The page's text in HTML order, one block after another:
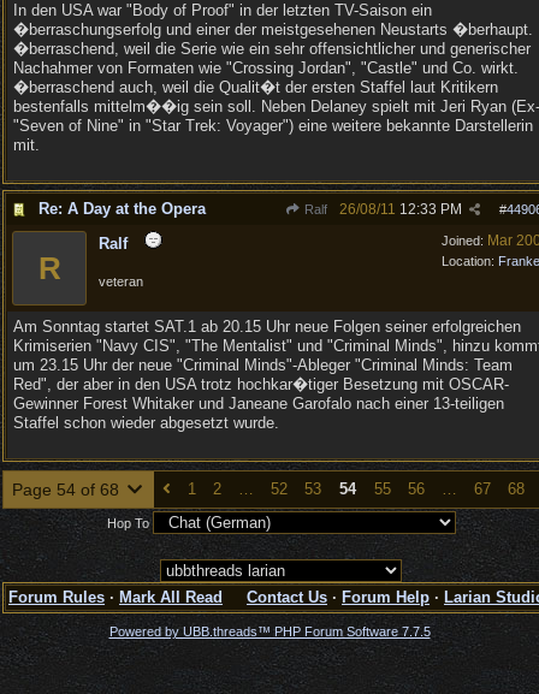
In den USA war "Body of Proof" in der letzten TV-Saison ein
�berraschungserfolg und einer der meistgesehenen Neustarts �berhaupt.
�berraschend, weil die Serie wie ein sehr offensichtlicher und generischer
Nachahmer von Formaten wie "Crossing Jordan", "Castle" und Co. wirkt.
�berraschend auch, weil die Qualit�t der ersten Staffel laut Kritikern
bestenfalls mittelm��ig sein soll. Neben Delaney spielt mit Jeri Ryan (Ex-
"Seven of Nine" in "Star Trek: Voyager") eine weitere bekannte Darstellerin
mit.
Re: A Day at the Opera Ralf #
26/08/11 12:33 PM
Joined: Mar
Location:
R
Ralf
veteran
Am Sonntag startet SAT.1 ab 20.15 Uhr neue Folgen seiner erfolgreichen
Krimiserien "Navy CIS", "The Mentalist" und "Criminal Minds", hinzu
um 23.15 Uhr der neue "Criminal Minds"-Ableger "Criminal Minds: Team
Red", der aber in den USA trotz hochkar�tiger Besetzung mit OSCAR-
Gewinner Forest Whitaker und Janeane Garofalo nach einer 13-teiligen
Staffel schon wieder abgesetzt wurde.
Page 54 of 68 1 2 … 52 53 54 55 56 … 67 68
Hop To
Forum Rules · Mark All Read Contact Us · Forum Help · Larian
Powered by UBB.threads™ PHP Forum Software 7.7.5